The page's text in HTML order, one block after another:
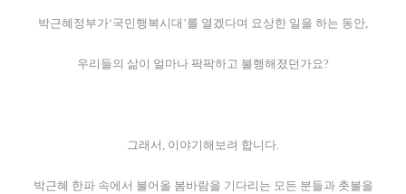
박근혜정부가‘국민행복시대’를 열겠다며 요상한 일을 하는 동안,
우리들의 삶이 얼마나 팍팍하고 불행해졌던가요?
그래서, 이야기해보려 합니다.
박근혜 한파 속에서 불어올 봄바람을 기다리는 모든 분들과 촛불을